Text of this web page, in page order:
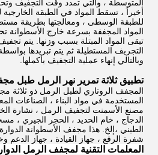
المتوسطة ، والتي تمدد وقت التجفيف
أخيراً ، تسقط المواد في الطبقة
للطبقة الوسطى ، ومعالجتها بطريقة
المواد المجففة بسرعة خارج الأسطوانة
تبقى المواد المبتلة بسبب وزنها.
يتم
التجريف المستطيلة ثم يتم تبريدها
وبالتالي إنهاء عملية التجفيف بأكملها.
تطبيق ثلاثة تمرير نهر الرمل طبل
المجفف الروتاري لطبل الرمل ذو ثلاثة
المستخدمة في مواد البناء ، الصناعات
مصنع الأسمنت لتجفيف الرمل ، نشارة
الدجاج ، خام الحديد ، الحجر الجيري ،
الطيني ،إلخ. هذا مجفف الأسطوانة
شفرة الرفع ، جهاز القيادة ، جهاز الدعم
المعلمات التقنية لمجفف الرمل